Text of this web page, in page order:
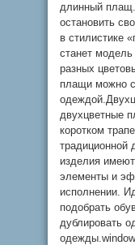
длинный
остановить
в стилистике
станет
разных
плащи можно с
двухцветные
коротком
традиционной
изделия
элементы и
исполнении.
подобрать
дублировать